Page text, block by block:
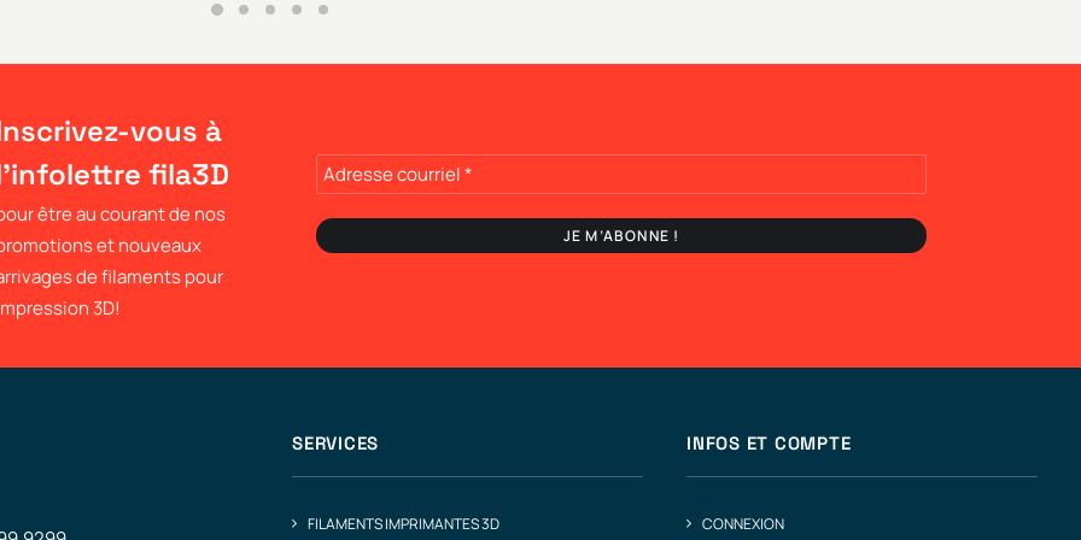
vous à
fila3D
être au courant de nos
et nouveaux
de filaments pour
3D!
SERVICES
FILAMENTS IMPRIMANTES 3D
INFOS ET COMPTE
CONNEXION